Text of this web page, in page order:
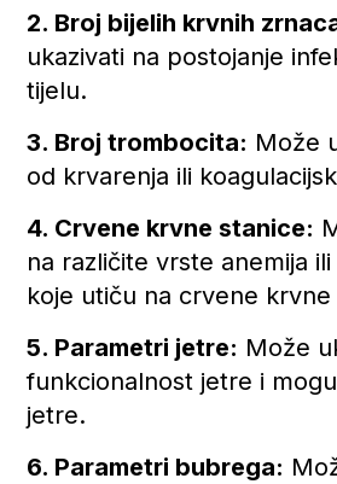
2. Broj bijelih krvnih
ukazivati na postojanje
tijelu.
3. Broj trombocita: Može
od krvarenja ili
4. Crvene krvne stanice:
na različite vrste anemija
koje utiču na crvene krvne
5. Parametri jetre: Može
funkcionalnost jetre i
jetre.
6. Parametri bubrega: